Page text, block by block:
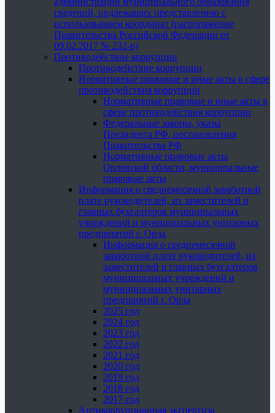
сведений, подлежащих представлению с
использованием координат (распоряжение
Правительства Российской Федерации от
09.02.2017 № 232-р)
Противодействие коррупции
Противодействие коррупции
Нормативные правовые и иные акты в сфере
противодействия коррупции
Нормативные правовые и иные акты в
сфере противодействия коррупции
Федеральные законы, указы
Президента РФ, постановления
Правительства РФ
Нормативные правовые акты
Орловской области, муниципальные
правовые акты
Информация о среднемесячной заработной
плате руководителей, их заместителей и
главных бухгалтеров муниципальных
учреждений и муниципальных унитарных
предприятий г. Орла
Информация о среднемесячной
заработной плате руководителей, их
заместителей и главных бухгалтеров
муниципальных учреждений и
муниципальных унитарных
предприятий г. Орла
2025 год
2024 год
2023 год
2022 год
2021 год
2020 год
2019 год
2018 год
2017 год
Антикоррупционная экспертиза